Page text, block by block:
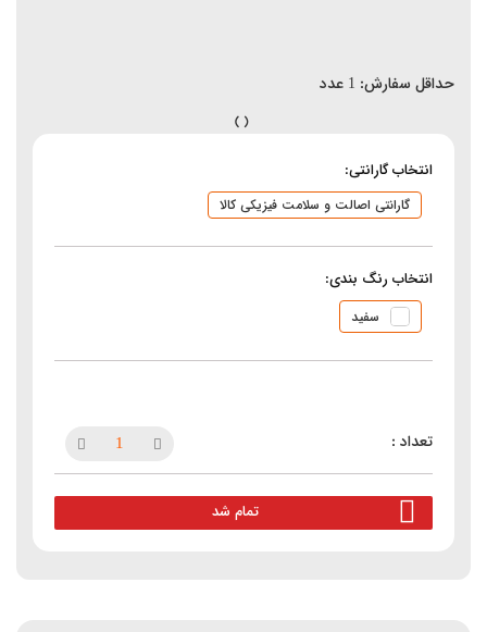
حداقل سفارش: 1 عدد
انتخاب گارانتی:
گارانتی اصالت و سلامت فیزیکی کالا
انتخاب رنگ بندی:
سفید
تمام شد